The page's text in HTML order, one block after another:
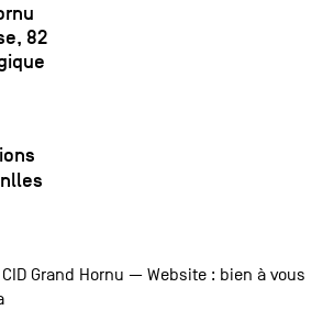
82
Grand Hornu — Website : bien à vous